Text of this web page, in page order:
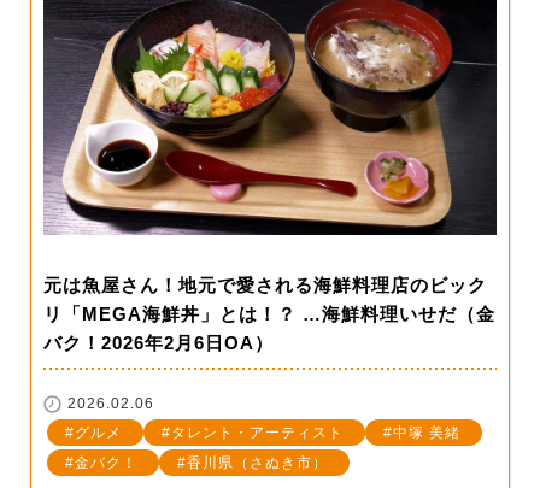
元は魚屋さん！地元で愛される海鮮料理店のビック
リ「MEGA海鮮丼」とは！？ …海鮮料理いせだ（金
バク！2026年2月6日OA）
2026.02.06
グルメ
タレント・アーティスト
中塚 美緒
金バク！
香川県（さぬき市）